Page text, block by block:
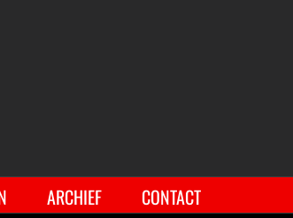
ARCHIEF CONTACT